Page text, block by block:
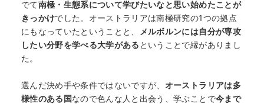
でて南極・生態系について学びたいなと思い始めたことが
きっかけでした。オーストラリアは南極研究の1つの拠点
にもなっていたということと、
メルボルンには自分が専攻
したい分野を学べる大学がある ということで縁がありまし
た。
選んだ決め手や条件ではないですが、 オーストラリアは多
様性のある国なので色んな人と出会う、学ぶことで今まで